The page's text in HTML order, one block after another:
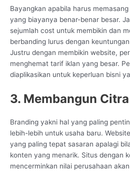
Bayangkan apabila harus
yang biayanya benar-benar besar.
sejumlah cost untuk membikin dan
berbanding lurus dengan
Justru dengan membikin website,
menghemat tarif iklan yang besar.
diaplikasikan untuk keperluan bisni
3. Membangun
Branding yakni hal yang paling
lebih-lebih untuk usaha baru.
yang paling tepat sasaran apalagi
konten yang menarik. Situs dengan
mencerminkan nilai perusahaan